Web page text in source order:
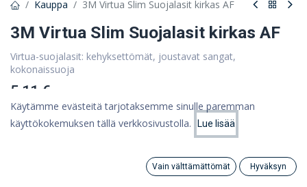
Hinta:
Lisää ostoskoriin
Category
Kauppa 3M Virtua Slim Suojalasit kirkas AF
3M Virtua Slim Suojalasit kirkas AF
Virtua-suojalasit: kehyksettömät, joustavat sangat,
kokonaissuoja
5,11 €
4,07 € (ALV 0%)
Käytämme evästeitä tarjotaksemme sinulle paremman
käyttökokemuksen tällä verkkosivustolla.
Lue lisää
Vain välttämättömät Hyväksyn